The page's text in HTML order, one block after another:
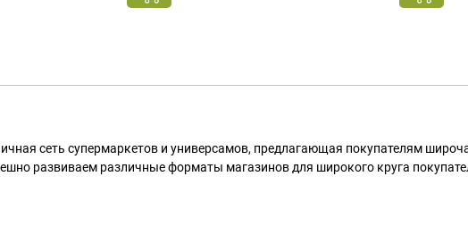
сеть супермаркетов и универсамов, предлагающая покупателям
развиваем различные форматы магазинов для широкого круга